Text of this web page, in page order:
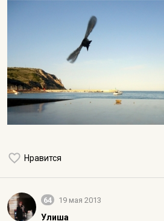
Нравится
64 19 мая 2013
Улиша